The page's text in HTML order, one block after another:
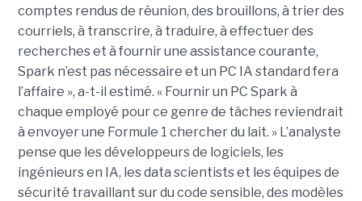
comptes rendus de réunion, des brouillons, à trier des
courriels, à transcrire, à traduire, à effectuer des
recherches et à fournir une assistance courante,
Spark n’est pas nécessaire et un PC IA standard fera
l’affaire », a-t-il estimé. « Fournir un PC Spark à
chaque employé pour ce genre de tâches reviendrait
à envoyer une Formule 1 chercher du lait. » L’analyste
pense que les développeurs de logiciels, les
ingénieurs en IA, les data scientists et les équipes de
sécurité travaillant sur du code sensible, des modèles